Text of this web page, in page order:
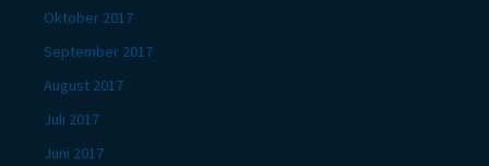
Oktober 2017
September 2017
August 2017
Juli 2017
Juni 2017